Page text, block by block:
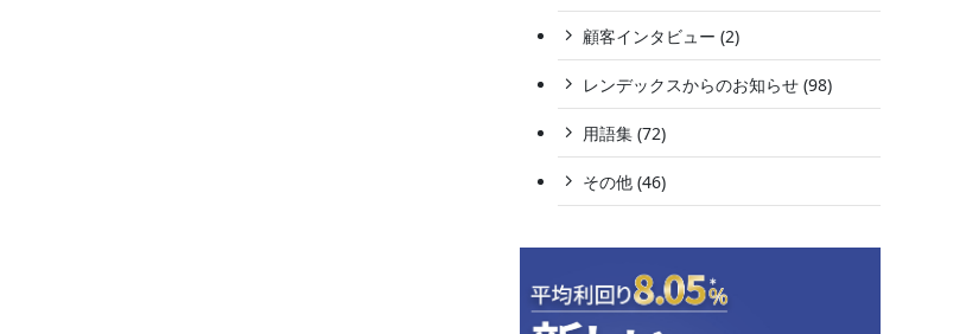
顧客インタビュー (2)
レンデックスからのお知らせ (98)
用語集 (72)
その他 (46)